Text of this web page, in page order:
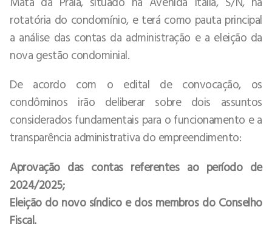
rotatória do condomínio, e terá como pauta principal
a análise das contas da administração e a eleição da
nova gestão condominial.
De acordo com o edital de convocação, os
condôminos irão deliberar sobre dois assuntos
considerados fundamentais para o funcionamento e a
transparência administrativa do empreendimento:
Aprovação das contas referentes ao período de
2024/2025;
Eleição do novo síndico e dos membros do Conselho
Fiscal.